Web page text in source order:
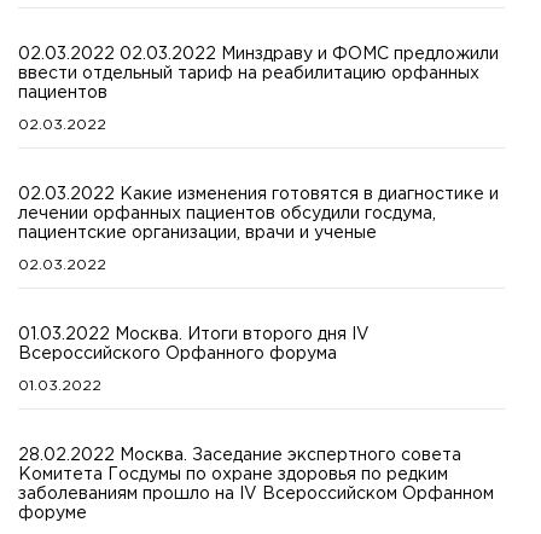
02.03.2022 02.03.2022 Минздраву и ФОМС предложили
ввести отдельный тариф на реабилитацию орфанных
пациентов
02.03.2022
02.03.2022 Какие изменения готовятся в диагностике и
лечении орфанных пациентов обсудили госдума,
пациентские организации, врачи и ученые
02.03.2022
01.03.2022 Москва. Итоги второго дня IV
Всероссийского Орфанного форума
01.03.2022
28.02.2022 Москва. Заседание экспертного совета
Комитета Госдумы по охране здоровья по редким
заболеваниям прошло на IV Всероссийском Орфанном
форуме